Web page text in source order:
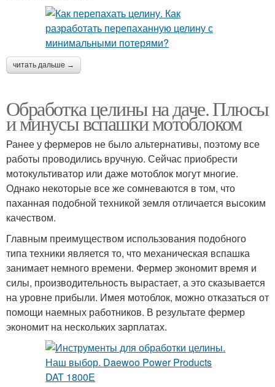
читать дальше →
Обработка целины на даче. Плюсы
и минусы вспашки мотоблоком
Ранее у фермеров не было альтернативы, поэтому все
работы проводились вручную. Сейчас приобрести
мотокультиватор или даже мотоблок могут многие.
Однако некоторые все же сомневаются в том, что
паханная подобной техникой земля отличается высоким
качеством.
Главным преимуществом использования подобного
типа техники является то, что механическая вспашка
занимает немного времени. Фермер экономит время и
силы, производительность вырастает, а это сказывается
на уровне прибыли. Имея мотоблок, можно отказаться от
помощи наемных работников. В результате фермер
экономит на нескольких зарплатах.